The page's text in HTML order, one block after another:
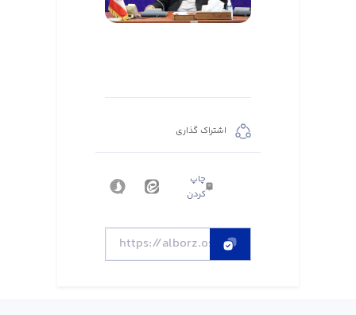
اشتراک گذاری
چاپ
کردن